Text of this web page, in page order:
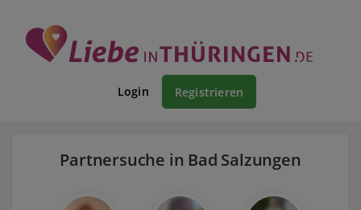
Login Registrieren
Partnersuche in Bad Salzungen